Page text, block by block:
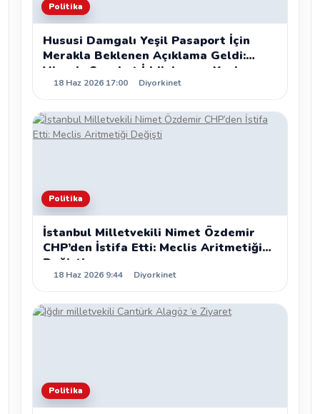
Politika
Hususi Damgalı Yeşil Pasaport İçin
Merakla Beklenen Açıklama Geldi:
Vizesiz Seyahat İddiaları ve Yeni
Kanun Teklifleri
18 Haz 2026 17:00 Diyorkinet
Politika
İstanbul Milletvekili Nimet Özdemir
CHP’den İstifa Etti: Meclis Aritmetiği
Değişti
18 Haz 2026 9:44 Diyorkinet
Politika